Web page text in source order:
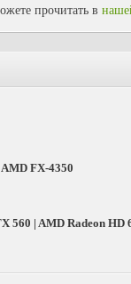
прочитать в
FX-4350
560 | AMD Radeon HD